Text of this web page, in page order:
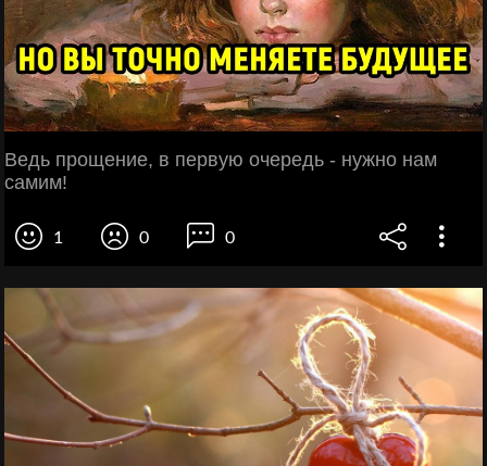
Ведь прощение, в первую очередь - нужно нам
самим!
1 0 0